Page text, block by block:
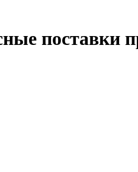
поставки